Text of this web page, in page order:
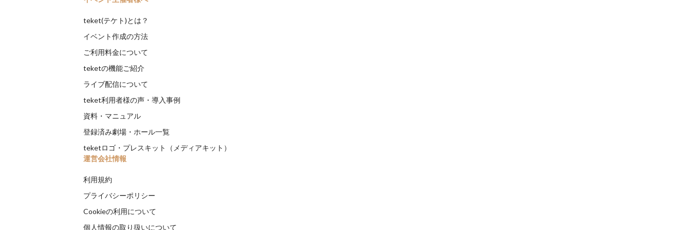
teket(テケト)とは？
イベント作成の方法
ご利用料金について
teketの機能ご紹介
ライブ配信について
teket利用者様の声・導入事例
資料・マニュアル
登録済み劇場・ホール一覧
teketロゴ・プレスキット（メディアキット）
運営会社情報
利用規約
プライバシーポリシー
Cookieの利用について
個人情報の取り扱いについて